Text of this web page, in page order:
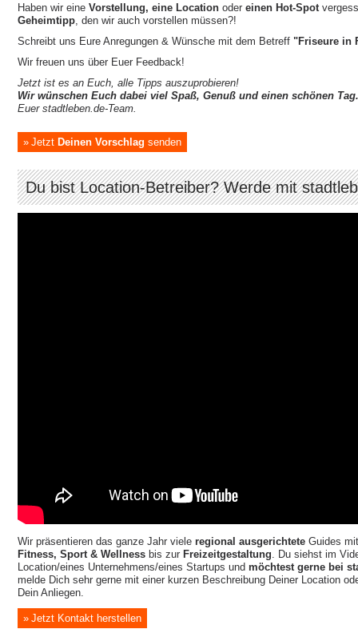
Haben wir eine Vorstellung, eine Location oder einen Hot-Spot
Geheimtipp , den wir auch vorstellen müssen?!
Schreibt uns Eure Anregungen & Wünsche mit dem Betreff "Friseure in
Wir freuen uns über Euer Feedback!
Jetzt ist es an Euch, alle Tipps auszuprobieren!
Wir wünschen Euch dabei viel Spaß, Genuß und einen schönen Tag.
Euer stadtleben.de-Team.
Jetzt Deinen Vorschlag senden
Du bist Location-Betreiber? Werde mit
Wir präsentieren das ganze Jahr viele regional ausgerichtete Guides
Fitness, Sport & Wellness bis zur Freizeitgestaltung . Du siehst im
Location/eines Unternehmens/eines Startups und möchtest gerne bei
melde Dich sehr gerne mit einer kurzen Beschreibung Deiner Location
Dein Anliegen.
Jetzt Kontakt herstellen